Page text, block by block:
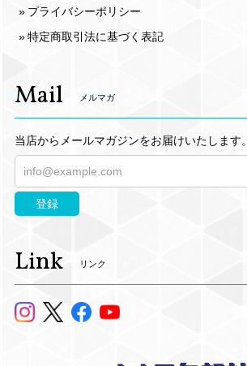
プライバシーポリシー
特定商取引法に基づく表記
Mail メルマガ
当店からメールマガジンをお届けいたします。
登録
Link リンク